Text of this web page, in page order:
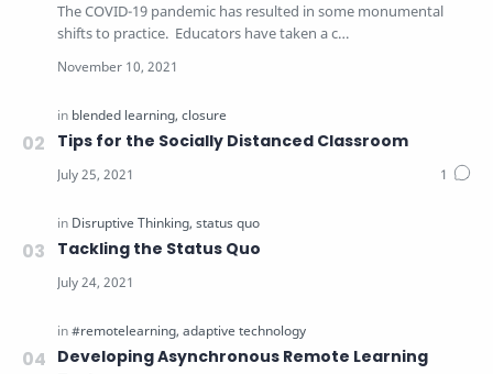
The COVID-19 pandemic has resulted in some monumental
shifts to practice. Educators have taken a c…
Tips for the Socially Distanced Classroom
Tackling the Status Quo
Developing Asynchronous Remote Learning